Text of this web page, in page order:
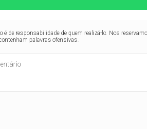
é de responsabilidade de quem realizá-lo. Nos
palavras ofensivas.